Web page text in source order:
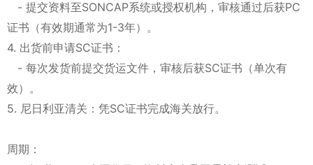
- 提交资料至SONCAP系统或授权机构，审核通过后获PC
证书（有效期通常为1-3年）。
4. 出货前申请SC证书：
- 每次发货前提交货运文件，审核后获SC证书（单次有
效）。
5. 尼日利亚清关：凭SC证书完成海关放行。
周期：